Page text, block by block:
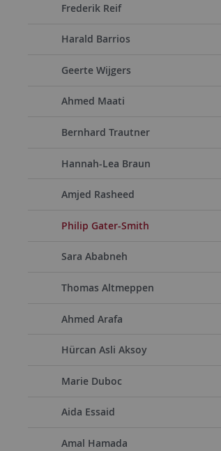
Frederik Reif
Harald Barrios
Geerte Wijgers
Ahmed Maati
Bernhard Trautner
Hannah-Lea Braun
Amjed Rasheed
Philip Gater-Smith
Sara Ababneh
Thomas Altmeppen
Ahmed Arafa
Hürcan Asli Aksoy
Marie Duboc
Aida Essaid
Amal Hamada